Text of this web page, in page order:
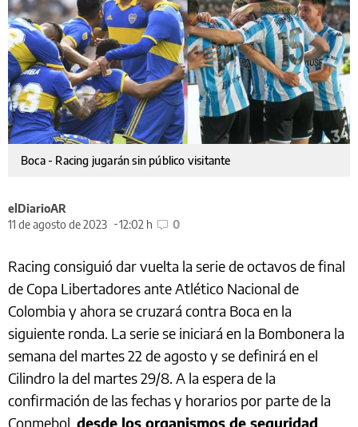
Boca - Racing jugarán sin público visitante
elDiarioAR
11 de agosto de 2023
12:02 h 0
Racing consiguió dar vuelta la serie de octavos de final
de Copa Libertadores ante Atlético Nacional de
Colombia y ahora se cruzará contra Boca en la
siguiente ronda. La serie se iniciará en la Bombonera la
semana del martes 22 de agosto y se definirá en el
Cilindro la del martes 29/8. A la espera de la
confirmación de las fechas y horarios por parte de la
Conmebol, desde los organismos de seguridad